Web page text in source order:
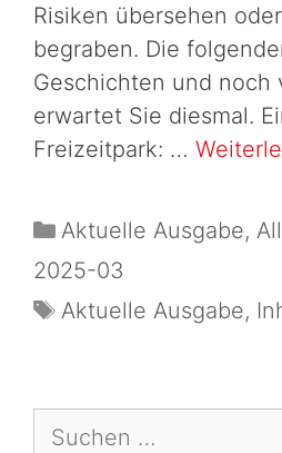
Risiken übersehen
begraben. Die
Geschichten und noch
erwartet Sie diesmal.
Freizeitpark: …
Aktuelle Ausgabe,
2025-03
Aktuelle Ausgabe,